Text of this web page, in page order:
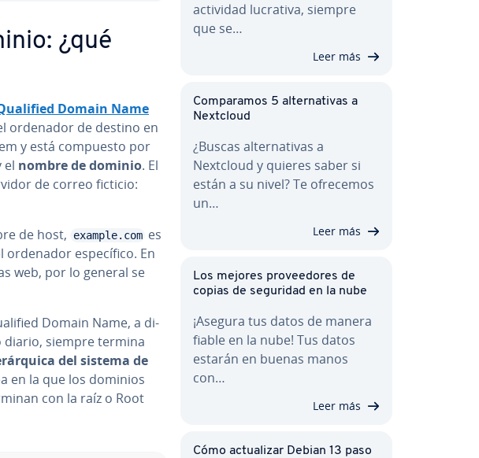
¿qué
Domain Name
ordenador de destino en
y está compuesto por
el nombre de dominio. El
de correo ficticio:
de host, example.com es
ordenador es­pe­cí­fi­co. En
web, por lo general se
Domain Name, a di­
diario, siempre termina
del sistema de
en la que los dominios
con la raíz o Root
actividad lucrativa, siempre
que se…
Leer más
Co­m­pa­ra­mos 5 al­te­r­na­ti­vas a
Nextcloud
¿Buscas al­te­r­na­ti­vas a
Nextcloud y quieres saber si
están a su nivel? Te ofrecemos
un…
Leer más
Los mejores pro­vee­do­res de
copias de seguridad en la nube
¡Asegura tus datos de manera
fiable en la nube! Tus datos
estarán en buenas manos
con…
Leer más
Cómo ac­tua­li­zar Debian 13 paso